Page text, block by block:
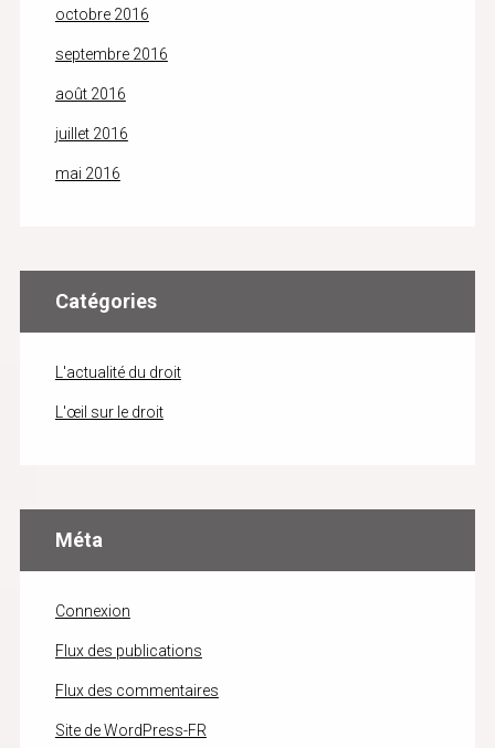
octobre 2016
septembre 2016
août 2016
juillet 2016
mai 2016
Catégories
L'actualité du droit
L'œil sur le droit
Méta
Connexion
Flux des publications
Flux des commentaires
Site de WordPress-FR